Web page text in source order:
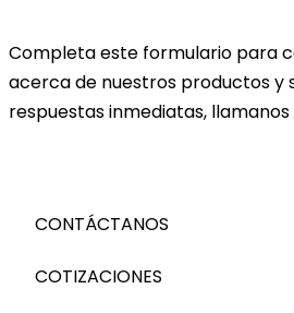
Completa este formulario para
acerca de nuestros productos y
respuestas inmediatas, llamanos
CONTÁCTANOS
COTIZACIONES